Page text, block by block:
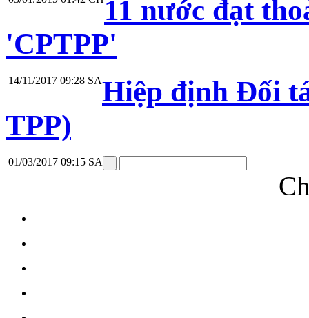
11 nước đạt
'CPTPP'
14/11/2017 09:28 SAHiệp định Đối
TPP)
01/03/2017 09:15 SA